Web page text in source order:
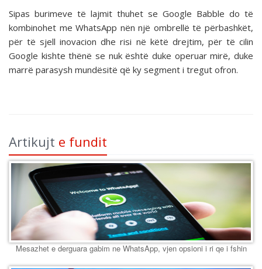
Sipas burimeve të lajmit thuhet se Google Babble do të
kombinohet me WhatsApp nën një ombrellë të përbashkët,
për të sjell inovacion dhe risi në këtë drejtim, për të cilin
Google kishte thënë se nuk është duke operuar mirë, duke
marrë parasysh mundësitë që ky segment i tregut ofron.
Artikujt e fundit
Mesazhet e derguara gabim ne WhatsApp, vjen opsioni i ri qe i fshin